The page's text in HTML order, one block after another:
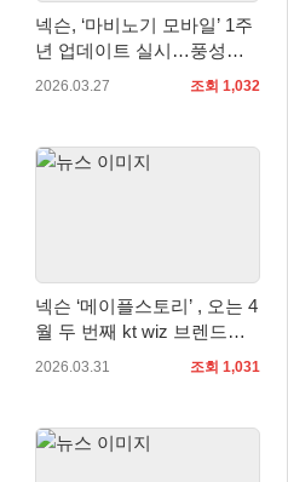
넥슨, ‘마비노기 모바일’ 1주
년 업데이트 실시…풍성한
혜택 제공
2026.03.27 조회 1,032
넥슨 ‘메이플스토리’ , 오는 4
월 두 번째 kt wiz 브렌드데
이 경기 진행
2026.03.31 조회 1,031